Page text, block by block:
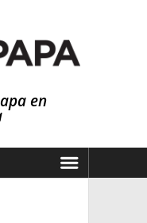
en